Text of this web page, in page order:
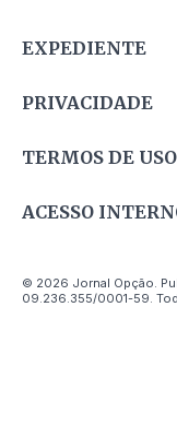
EXPEDIENTE
PRIVACIDADE
TERMOS DE USO
ACESSO
© 2026 Jornal Opção.
09.236.355/0001-59.